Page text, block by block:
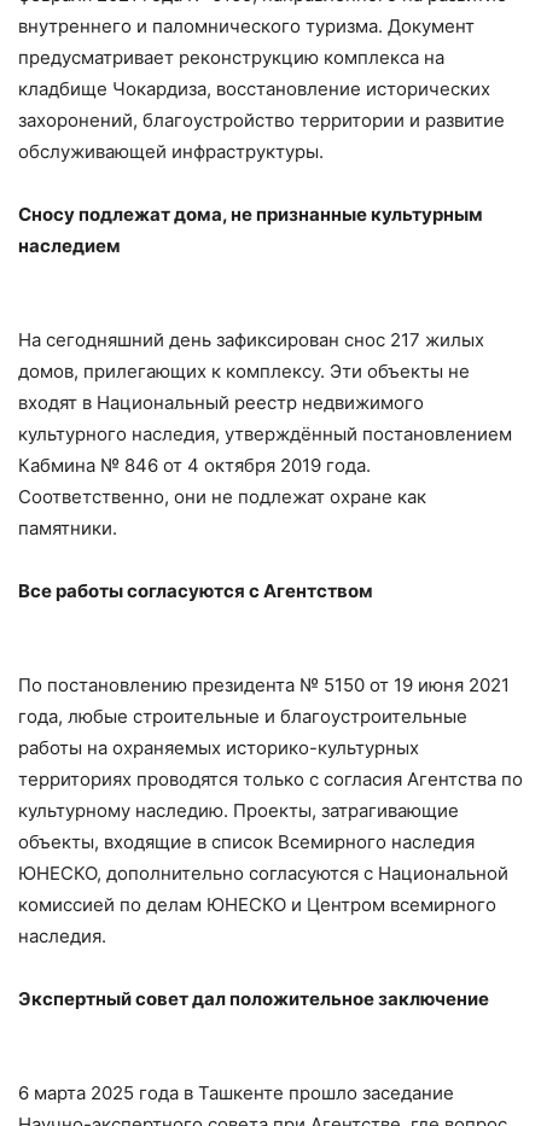
внутреннего и паломнического туризма. Документ
предусматривает реконструкцию комплекса на
кладбище Чокардиза, восстановление исторических
захоронений, благоустройство территории и развитие
обслуживающей инфраструктуры.
Сносу подлежат дома, не признанные культурным
наследием
На сегодняшний день зафиксирован снос 217 жилых
домов, прилегающих к комплексу. Эти объекты не
входят в Национальный реестр недвижимого
культурного наследия, утверждённый постановлением
Кабмина № 846 от 4 октября 2019 года.
Соответственно, они не подлежат охране как
памятники.
Все работы согласуются с Агентством
По постановлению президента № 5150 от 19 июня 2021
года, любые строительные и благоустроительные
работы на охраняемых историко-культурных
территориях проводятся только с согласия Агентства по
культурному наследию. Проекты, затрагивающие
объекты, входящие в список Всемирного наследия
ЮНЕСКО, дополнительно согласуются с Национальной
комиссией по делам ЮНЕСКО и Центром всемирного
наследия.
Экспертный совет дал положительное заключение
6 марта 2025 года в Ташкенте прошло заседание